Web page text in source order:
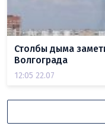
Столбы дыма
Волгограда
12:05 22.07